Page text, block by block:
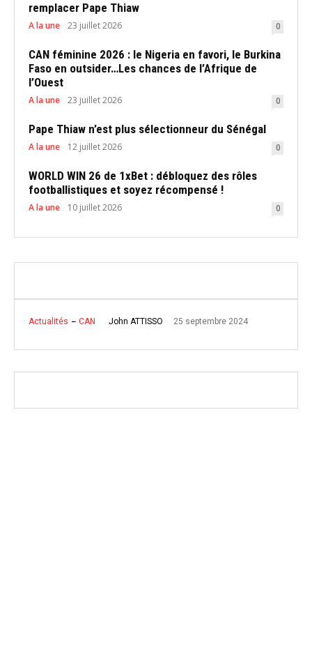
remplacer Pape Thiaw
A la une 23 juillet 2026 0
CAN féminine 2026 : le Nigeria en favori, le Burkina
Faso en outsider…Les chances de l’Afrique de
l’Ouest
A la une 23 juillet 2026 0
Pape Thiaw n’est plus sélectionneur du Sénégal
A la une 12 juillet 2026 0
WORLD WIN 26 de 1xBet : débloquez des rôles
footballistiques et soyez récompensé !
A la une 10 juillet 2026 0
Actualités CAN John ATTISSO 25 septembre 2024